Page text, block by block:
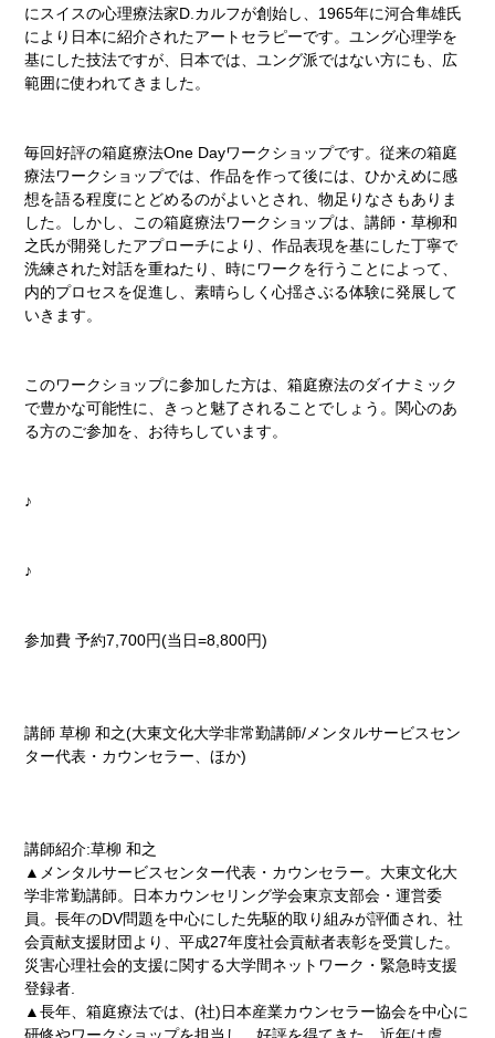
にスイスの心理療法家D.カルフが創始し、1965年に河合隼雄氏
により日本に紹介されたアートセラピーです。ユング心理学を
基にした技法ですが、日本では、ユング派ではない方にも、広
範囲に使われてきました。
毎回好評の箱庭療法One Dayワークショップです。従来の箱庭
療法ワークショップでは、作品を作って後には、ひかえめに感
想を語る程度にとどめるのがよいとされ、物足りなさもありま
した。しかし、この箱庭療法ワークショップは、講師・草柳和
之氏が開発したアプローチにより、作品表現を基にした丁寧で
洗練された対話を重ねたり、時にワークを行うことによって、
内的プロセスを促進し、素晴らしく心揺さぶる体験に発展して
いきます。
このワークショップに参加した方は、箱庭療法のダイナミック
で豊かな可能性に、きっと魅了されることでしょう。関心のあ
る方のご参加を、お待ちしています。
♪
♪
参加費 予約7,700円(当日=8,800円)
講師 草柳 和之(大東文化大学非常勤講師/メンタルサービスセン
ター代表・カウンセラー、ほか)
講師紹介:草柳 和之
▲メンタルサービスセンター代表・カウンセラー。大東文化大
学非常勤講師。日本カウンセリング学会東京支部会・運営委
員。長年のDV問題を中心にした先駆的取り組みが評価され、社
会貢献支援財団より、平成27年度社会貢献者表彰を受賞した。
災害心理社会的支援に関する大学間ネットワーク・緊急時支援
登録者.
▲長年、箱庭療法では、(社)日本産業カウンセラー協会を中心に